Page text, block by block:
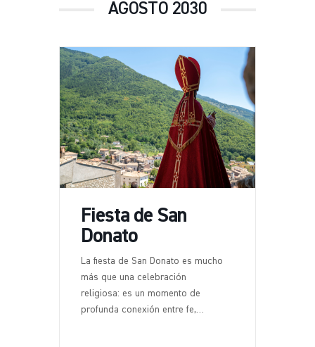
AGOSTO 2030
Fiesta de San
Donato
La fiesta de San Donato es mucho
más que una celebración
religiosa: es un momento de
profunda conexión entre fe,